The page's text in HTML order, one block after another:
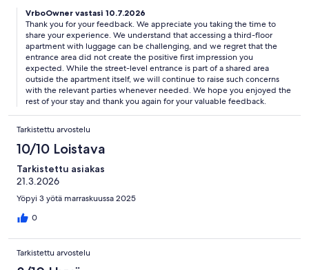
VrboOwner vastasi 10.7.2026
Thank you for your feedback. We appreciate you taking the time to
share your experience. We understand that accessing a third-floor
apartment with luggage can be challenging, and we regret that the
entrance area did not create the positive first impression you
expected. While the street-level entrance is part of a shared area
outside the apartment itself, we will continue to raise such concerns
with the relevant parties whenever needed. We hope you enjoyed the
rest of your stay and thank you again for your valuable feedback.
Tarkistettu arvostelu
10/10 Loistava
Tarkistettu asiakas
21.3.2026
Yöpyi 3 yötä marraskuussa 2025
0
Tarkistettu arvostelu